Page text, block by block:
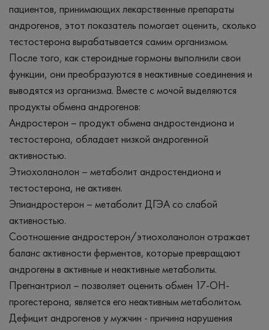
пациентов, принимающих лекарственные препараты
андрогенов, этот показатель помогает оценить, сколько
тестостерона вырабатывается самим организмом.
После того, как стероидные гормоны выполнили свои
функции, они преобразуются в неактивные соединения и
выводятся из организма. Вместе с мочой выделяются
продукты обмена андрогенов:
Андростерон – продукт обмена андростендиона и
тестостерона, обладает низкой андрогенной
активностью.
Этиохоланолон – метаболит андростендиона и
тестостерона, не активен.
Эпиандростерон – метаболит ДГЭА со слабой
активностью.
Соотношение андростерон/этиохоланолон отражает
баланс активности ферментов, которые превращают
андрогены в активные и неактивные метаболиты.
Прегнантриол – позволяет оценить обмен 17-ОН-
прогестерона, является его неактивным метаболитом.
Дефицит андрогенов у мужчин - причина нарушения